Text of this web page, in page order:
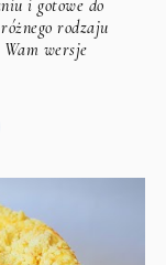
i gotowe do
rodzaju
wersje